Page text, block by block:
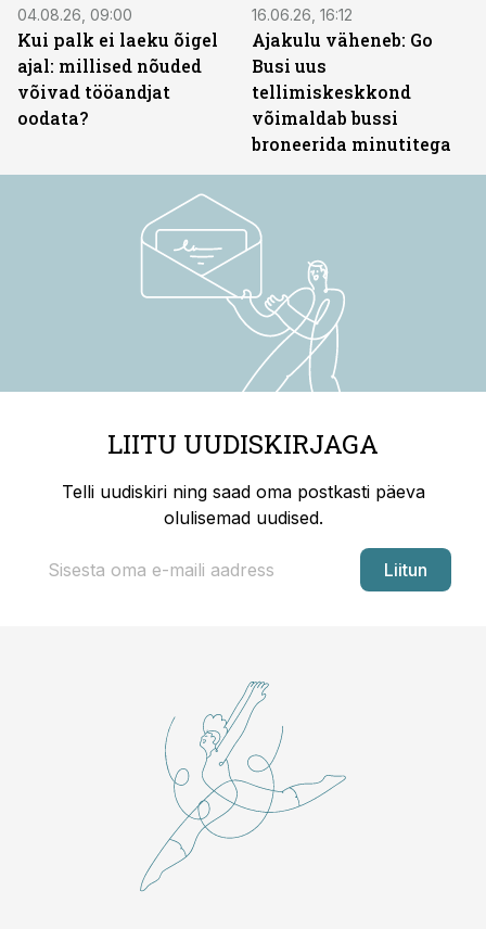
04.08.26, 09:00
Kui palk ei laeku õigel
ajal: millised nõuded
võivad tööandjat
oodata?
16.06.26, 16:12
Ajakulu väheneb: Go
Busi uus
tellimiskeskkond
võimaldab bussi
broneerida minutitega
LIITU UUDISKIRJAGA
Telli uudiskiri ning saad oma postkasti päeva
olulisemad uudised.
Liitun